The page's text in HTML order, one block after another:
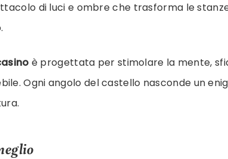
di luci e ombre che trasforma le
è progettata per stimolare la mente,
Ogni angolo del castello nasconde un